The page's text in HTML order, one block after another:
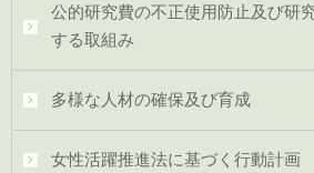
公的研究費の不正使用防止及び研
する取組み
多様な人材の確保及び育成
女性活躍推進法に基づく行動計画